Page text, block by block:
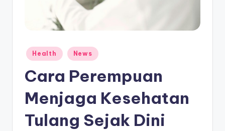
Posted
in
Health News
Cara Perempuan
Menjaga Kesehatan
Tulang Sejak Dini